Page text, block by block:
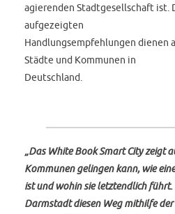
agierenden Stadtgesellschaft ist.
aufgezeigten
Handlungsempfehlungen dienen
Städte und Kommunen in
Deutschland.
„Das White Book Smart City zeigt
Kommunen gelingen kann, wie
ist und wohin sie letztendlich führt.
Darmstadt diesen Weg mithilfe